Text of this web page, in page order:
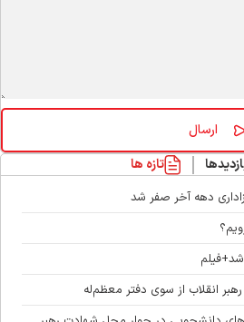
تازه ها
دهه آخر صفر شد
انقلاب از سوی دفتر معظم‌له